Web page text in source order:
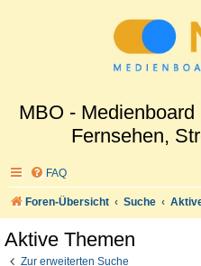
MBO -
Fernsehen,
FAQ
Foren-Übersicht Suche
Aktive Themen
Zur erweiterten Suche